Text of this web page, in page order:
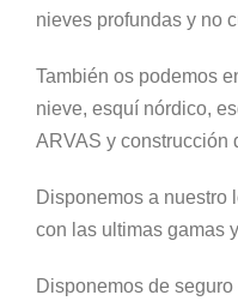
nieves profundas y no
También os podemos
nieve, esquí nórdico,
ARVAS y construcción
Disponemos a nuestro
con las ultimas gamas
Disponemos de